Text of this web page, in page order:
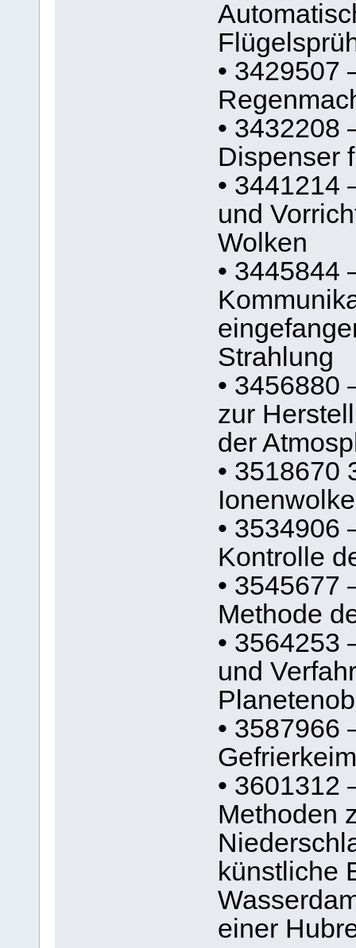
• 3429507
• 3432208
Dispenser
• 3441214
und
Wolken
• 3445844
Strahlung
• 3456880
zur
der
• 3518670
Ionenwolke
• 3534906
Kontrolle
• 3545677
Methode
• 3564253
und
• 3587966
• 3601312
Methoden
künstliche
einer